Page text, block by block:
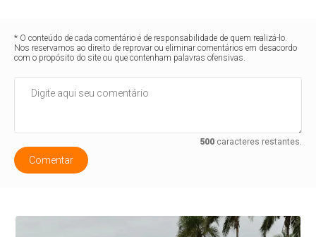
* O conteúdo de cada comentário é de responsabilidade de quem realizá-lo.
Nos reservamos ao direito de reprovar ou eliminar comentários em desacordo
com o propósito do site ou que contenham palavras ofensivas.
500caracteres restantes.
Comentar